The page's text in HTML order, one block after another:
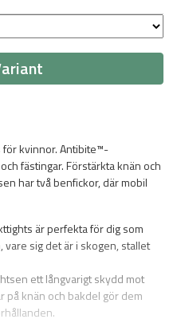
för kvinnor. Antibite™-
fästingar. Förstärkta knän och
har två benfickor, där mobil
är perfekta för dig som
sig det är i skogen, stallet
ett långvarigt skydd mot
på knän och bakdel gör dem